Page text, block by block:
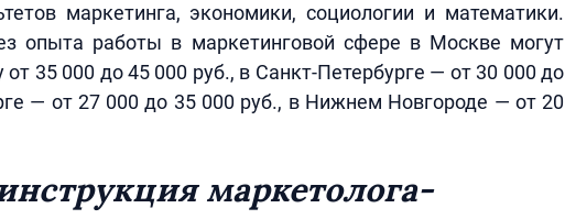
маркетинга, экономики, социологии и математики.
опыта работы в маркетинговой сфере в Москве могут
от 35 000 до 45 000 руб., в Санкт-Петербурге — от 30 000 до
— от 27 000 до 35 000 руб., в Нижнем Новгороде — от 20
маркетолога-